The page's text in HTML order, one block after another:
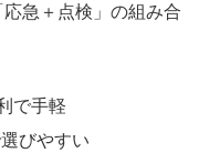
急＋点検」の組み合
で手軽
びやすい